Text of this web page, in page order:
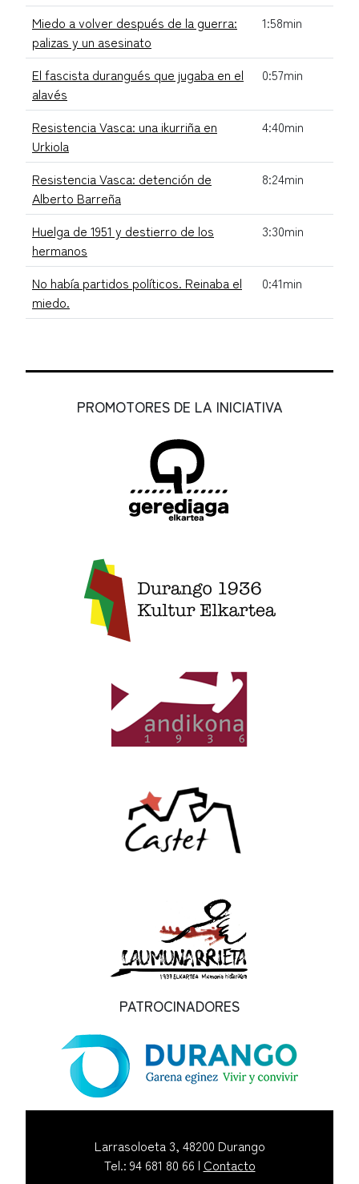
Miedo a volver después de la guerra:
palizas y un asesinato
1:58min
El fascista durangués que jugaba en el
alavés
0:57min
Resistencia Vasca: una ikurriña en
Urkiola
4:40min
Resistencia Vasca: detención de
Alberto Barreña
8:24min
Huelga de 1951 y destierro de los
hermanos
3:30min
No había partidos políticos. Reinaba el
miedo.
0:41min
PROMOTORES DE LA INICIATIVA
PATROCINADORES
Larrasoloeta 3, 48200 Durango
Tel.: 94 681 80 66 | Contacto